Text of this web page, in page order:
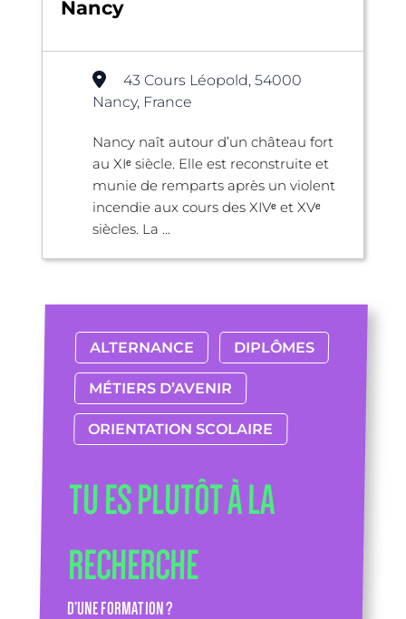
Nancy
43 Cours Léopold, 54000
Nancy, France
Nancy naît autour d’un château fort
au XIᵉ siècle. Elle est reconstruite et
munie de remparts après un violent
incendie aux cours des XIVᵉ et XVᵉ
siècles. La ...
ALTERNANCE DIPLÔMES
MÉTIERS D’AVENIR
ORIENTATION SCOLAIRE
TU ES PLUTÔT À LA
RECHERCHE
D’UNE FORMATION ?